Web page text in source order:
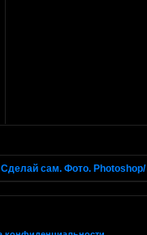
сам. Фото. Photoshop/